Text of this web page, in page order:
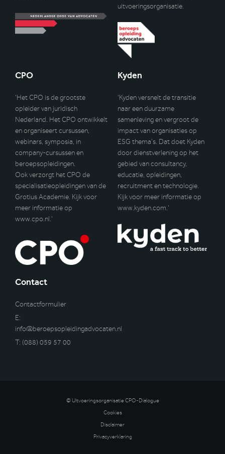
uitvoeringsorganisatie.
CPO
‘Het CPO is de grootste
opleider van juridisch
Nederland. Het CPO ontwikkelt
en organiseert cursussen,
webinars, symposia, in
company-cursussen en
beroepsopleidingen.
Ook verzorgt het CPO de
specialisatieopleidingen van de
Grotius Academie. Kijk voor
meer informatie op
www.cpo.nl.’
Kyden
‘Kyden versnelt de transitie
naar een duurzame
samenleving en vergroot de
impact van organisaties op
ESG thema’s. Dat doet Kyden
door dienstverlening op het
gebied van consultancy,
educatie, opleidingen,
recruitment en technologie.
Kijk voor meer informatie op
www.kyden.com.’
Contact
Contactformulier
E:
info@beroepsopleidingadvocaten.nl
T: (088) 059 57 00
© Uitvoeringsorganisatie CPO-Dialogue
Cookies
Disclaimer
Privacyverklaring